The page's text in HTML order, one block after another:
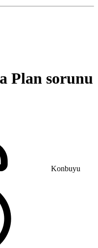
Plan sorunu
Konbuyu